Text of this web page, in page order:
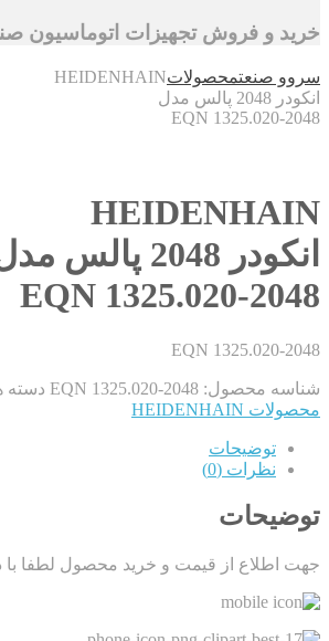
خرید و فروش تجهیزات اتوماسیون
سروو صنعتمحصولاتHEIDENHAIN
انکودر 2048 پالس مدل
EQN 1325.020-2048
HEIDENHAIN
انکودر 2048 پالس مدل
EQN 1325.020-2048
EQN 1325.020-2048
شناسه محصول: EQN 1325.020-2048 دسته
محصولات HEIDENHAIN
توضیحات
نظرات (0)
توضیحات
جهت اطلاع از قیمت و خرید محصول لطفا با